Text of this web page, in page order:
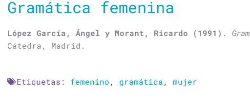
Gramática femenina
López García, Ángel y Morant, Ricardo (1991) .
Cátedra, Madrid.
Etiquetas: femenino, gramática, mujer